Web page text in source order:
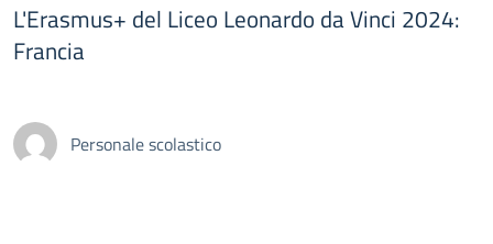
L'Erasmus+ del Liceo Leonardo da Vinci 2024:
Francia
Personale scolastico